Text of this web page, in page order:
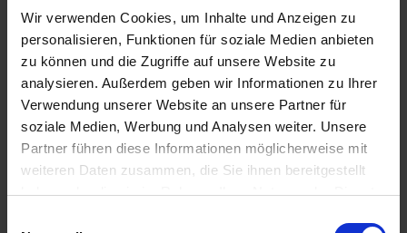
Wir verwenden Cookies, um Inhalte und Anzeigen zu
personalisieren, Funktionen für soziale Medien anbieten
zu können und die Zugriffe auf unsere Website zu
analysieren. Außerdem geben wir Informationen zu Ihrer
Verwendung unserer Website an unsere Partner für
soziale Medien, Werbung und Analysen weiter. Unsere
Partner führen diese Informationen möglicherweise mit
weiteren Daten zusammen, die Sie ihnen bereitgestellt
haben oder die sie im Rahmen Ihrer Nutzung der Dienste
GRANIT
Keilriemensatz
117,19 € / St
IN DEN
WARENKORB
GRANIT
Keilriemensatz
69,48 € / St
IN DEN
WARENKORB